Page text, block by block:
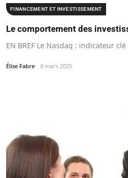
FINANCEMENT ET INVESTISSEMENT
Le comportement des
EN BREF Le Nasdaq : indicateur
Élise Fabre 8 mars 2025